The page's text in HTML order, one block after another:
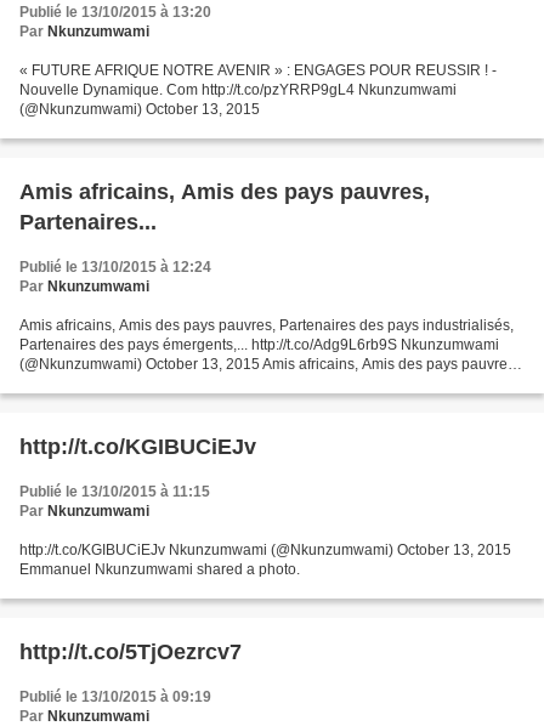
Publié le 13/10/2015 à 13:20
Par Nkunzumwami
« FUTURE AFRIQUE NOTRE AVENIR » : ENGAGES POUR REUSSIR ! -
Nouvelle Dynamique. Com http://t.co/pzYRRP9gL4 Nkunzumwami
(@Nkunzumwami) October 13, 2015
Amis africains, Amis des pays pauvres,
Partenaires...
Publié le 13/10/2015 à 12:24
Par Nkunzumwami
Amis africains, Amis des pays pauvres, Partenaires des pays industrialisés,
Partenaires des pays émergents,... http://t.co/Adg9L6rb9S Nkunzumwami
(@Nkunzumwami) October 13, 2015 Amis africains, Amis des pays pauvres,
http://t.co/KGIBUCiEJv
Publié le 13/10/2015 à 11:15
Par Nkunzumwami
http://t.co/KGIBUCiEJv Nkunzumwami (@Nkunzumwami) October 13, 2015
Emmanuel Nkunzumwami shared a photo.
http://t.co/5TjOezrcv7
Publié le 13/10/2015 à 09:19
Par Nkunzumwami